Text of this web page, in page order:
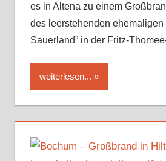
es in Altena zu einem
des leerstehenden ehemaligen
Sauerland” in der Fritz-
weiterlesen...